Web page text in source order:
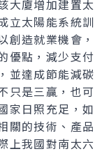
大廈增加建置太
立太陽能系統訓
創造就業機會，
優點，減少支付
並達成節能減碳
只是三贏，也可
家日照充足，如
關的技術、產品
上我國對南太六